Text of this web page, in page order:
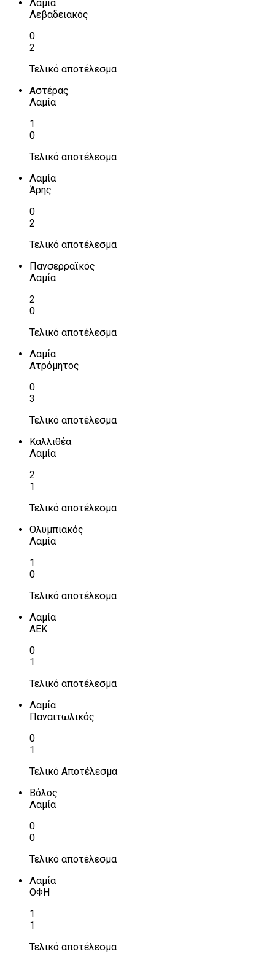
Λαμία
Λεβαδειακός
0
2
Τελικό αποτέλεσμα
Αστέρας
Λαμία
1
0
Τελικό αποτέλεσμα
Λαμία
Άρης
0
2
Τελικό αποτέλεσμα
Πανσερραϊκός
Λαμία
2
0
Τελικό αποτέλεσμα
Λαμία
Ατρόμητος
0
3
Τελικό αποτέλεσμα
Καλλιθέα
Λαμία
2
1
Τελικό αποτέλεσμα
Ολυμπιακός
Λαμία
1
0
Τελικό αποτέλεσμα
Λαμία
ΑΕΚ
0
1
Τελικό αποτέλεσμα
Λαμία
Παναιτωλικός
0
1
Τελικό Αποτέλεσμα
Βόλος
Λαμία
0
0
Τελικό αποτέλεσμα
Λαμία
ΟΦΗ
1
1
Τελικό αποτέλεσμα